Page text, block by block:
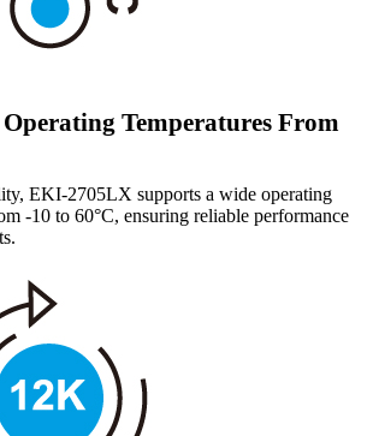
Temperatures From
EKI-2705LX supports a wide operating
-10 to 60°C, ensuring reliable performance